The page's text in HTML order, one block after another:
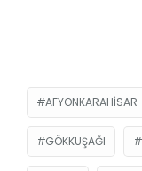
AFYONKARAHISAR
GÖKKUŞAĞI